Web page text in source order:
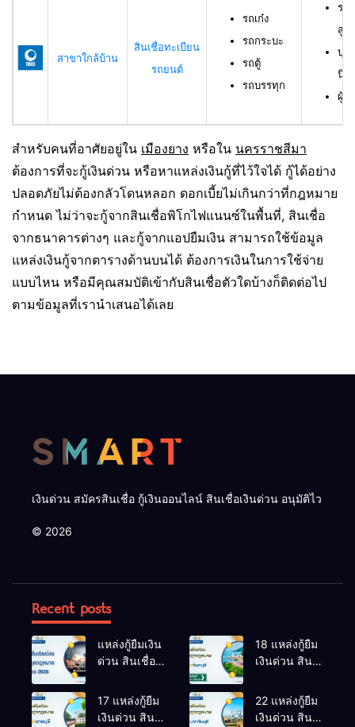
สาขาใกล้บ้าน
สินเชื่อทะเบียน
รถยนต์
รถเก๋ง
รถกระบะ
รถตู้
รถบรรทุก
รถ
สูง
บุค
นิติ
ผู้กู้
สำหรับคนที่อาศัยอยู่ใน เมืองยาง หรือใน นครราชสีมา
ต้องการที่จะกู้เงินด่วน หรือหาแหล่งเงินกู้ที่ไว้ใจได้ กู้ได้อย่าง
ปลอดภัยไม่ต้องกลัวโดนหลอก ดอกเบี้ยไม่เกินกว่าที่กฎหมาย
กำหนด ไม่ว่าจะกู้จากสินเชื่อพิโกไฟแนนซ์ในพื้นที่, สินเชื่อ
จากธนาคารต่างๆ และกู้จากแอปยืมเงิน สามารถใช้ข้อมูล
แหล่งเงินกู้จากตารางด้านบนได้ ต้องการเงินในการใช้จ่าย
แบบไหน หรือมีคุณสมบัติเข้ากับสินเชื่อตัวใดบ้างก็ติดต่อไป
ตามข้อมูลที่เรานำเสนอได้เลย
เงินด่วน สมัครสินเชื่อ กู้เงินออนไลน์ สินเชื่อเงินด่วน อนุมัติไว
© 2026
Recent posts
แหล่งกู้ยืมเงิน
ด่วน สินเชื่อ
อัปเดต 2026
18 แหล่งกู้ยืม
เงินด่วน สิน
กฎหมาย นา
ยายอาม
17 แหล่งกู้ยืม
เงินด่วน สิน
22 แหล่งกู้ยืม
เงินด่วน สิน